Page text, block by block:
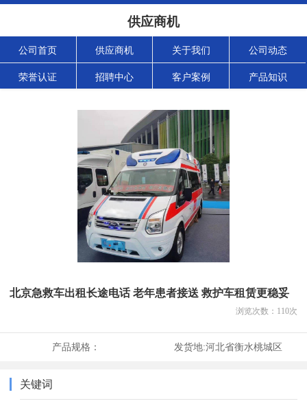
供应商机
公司首页 供应商机 关于我们 公司动态
荣誉认证 招聘中心 客户案例 产品知识
北京急救车出租长途电话 老年患者接送 救护车租赁更稳妥
浏览次数： 110次
产品规格： 发货地:河北省衡水桃城区
关键词